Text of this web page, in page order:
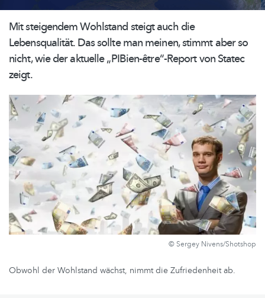
Mit steigendem Wohlstand steigt auch die
Lebensqualität.Das sollte man meinen, stimmt aber so
nicht, wie der aktuelle„PIBien-être“-Reportvon Statec
zeigt.
© Sergey Nivens/Shotshop
Obwohl der Wohlstand wächst, nimmt die Zufriedenheit ab.